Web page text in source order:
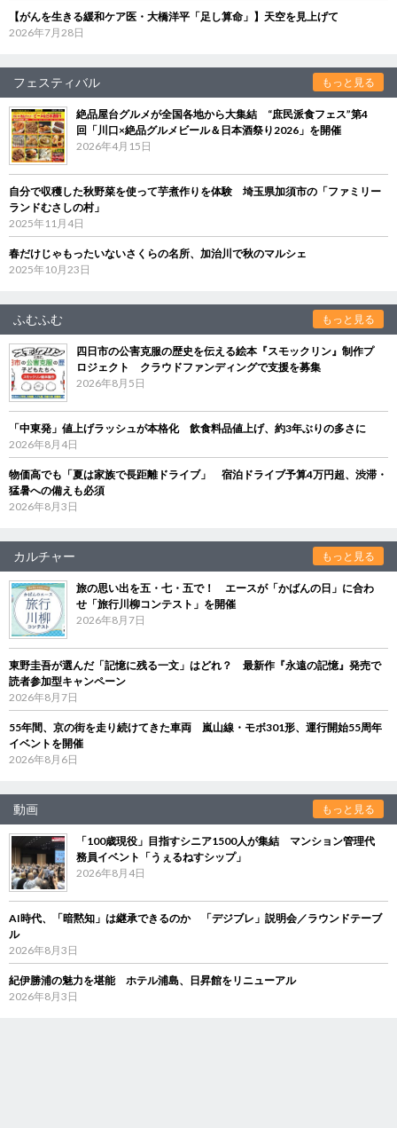
【がんを生きる緩和ケア医・大橋洋平「足し算命」】天空を見上げて
2026年7月28日
フェスティバル もっと見る
絶品屋台グルメが全国各地から大集結 “庶民派食フェス”第4
回「川口×絶品グルメビール＆日本酒祭り2026」を開催
2026年4月15日
自分で収穫した秋野菜を使って芋煮作りを体験 埼玉県加須市の「ファミリー
ランドむさしの村」
2025年11月4日
春だけじゃもったいないさくらの名所、加治川で秋のマルシェ
2025年10月23日
ふむふむ もっと見る
四日市の公害克服の歴史を伝える絵本『スモックリン』制作プ
ロジェクト クラウドファンディングで支援を募集
2026年8月5日
「中東発」値上げラッシュが本格化 飲食料品値上げ、約3年ぶりの多さに
2026年8月4日
物価高でも「夏は家族で長距離ドライブ」 宿泊ドライブ予算4万円超、渋滞・
猛暑への備えも必須
2026年8月3日
カルチャー もっと見る
旅の思い出を五・七・五で！ エースが「かばんの日」に合わ
せ「旅行川柳コンテスト」を開催
2026年8月7日
東野圭吾が選んだ「記憶に残る一文」はどれ？ 最新作『永遠の記憶』発売で
読者参加型キャンペーン
2026年8月7日
55年間、京の街を走り続けてきた車両 嵐山線・モボ301形、運行開始55周年
イベントを開催
2026年8月6日
動画 もっと見る
「100歳現役」目指すシニア1500人が集結 マンション管理代
務員イベント「うぇるねすシップ」
2026年8月4日
AI時代、「暗黙知」は継承できるのか 「デジブレ」説明会／ラウンドテーブ
ル
2026年8月3日
紀伊勝浦の魅力を堪能 ホテル浦島、日昇館をリニューアル
2026年8月3日